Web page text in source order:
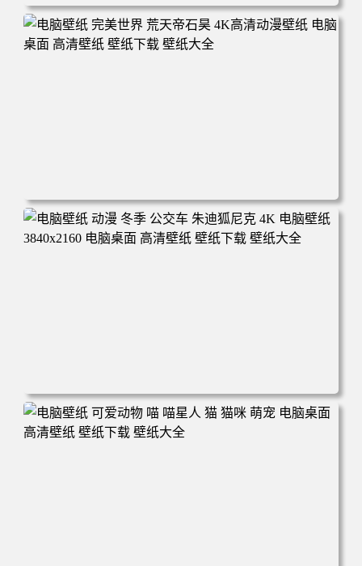
电脑壁纸 动漫 无限 罗小黑 罗小黑战记 罗小黑战记2 风息
鹿野师姐 电脑桌面 高清壁纸 壁纸下载 壁纸大全
电脑壁纸 完美世界 荒天帝石昊 4K高清动漫壁纸 电脑桌面
高清壁纸 壁纸下载 壁纸大全
电脑壁纸 动漫 冬季 公交车 朱迪狐尼克 4K 电脑壁纸 3840x2
160 电脑桌面 高清壁纸 壁纸下载 壁纸大全